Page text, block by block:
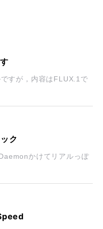
すが，内容はFLUX.1で
ク
かけてリアルっぽ